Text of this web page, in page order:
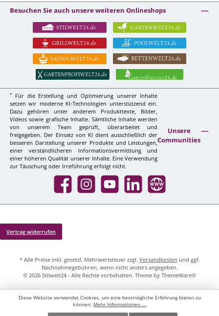
Besuchen Sie auch unsere weiteren Onlineshops
*
Für die Erstellung und Optimierung unserer Inhalte
setzen wir moderne KI-Technologien unterstützend ein.
Dazu gehören unter anderem Produkttexte, Bilder,
Videos sowie grafische Inhalte. Sämtliche Inhalte werden
von unserem Team geprüft, überarbeitet und
freigegeben. Der Einsatz von KI dient ausschließlich der
besseren Darstellung unserer Produkte und Leistungen,
einer verständlicheren Informationsvermittlung und
einer höheren Qualität unserer Inhalte. Eine Verwendung
zur Täuschung oder Irreführung erfolgt nicht.
Unsere
Communities
Facebook InstagramYouTube LinkedIn Website
Vertrag widerrufen
* Alle Preise inkl. gesetzl. Mehrwertsteuer zzgl. Versandkosten und ggf.
Nachnahmegebühren, wenn nicht anders angegeben.
© 2026 Stilwelt24 - Alle Rechte vorbehalten. Theme by ThemeWare®
Diese Website verwendet Cookies, um eine bestmögliche Erfahrung bieten zu
können. Mehr Informationen ...